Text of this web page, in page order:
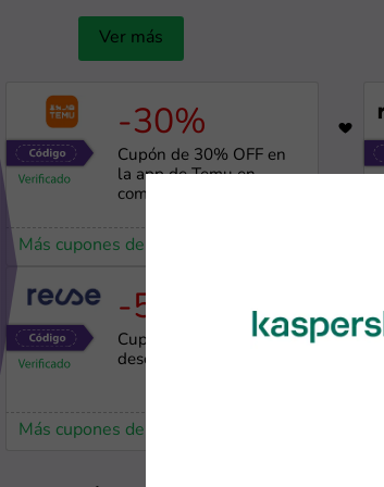
Ver más
-30%
Cupón de 30% OFF en
la app de Temu en
compras sobre S/80
Más cupones de Temu
-5%
Cupón de 5% de
descuento en Reuse
Más cupones de Reuse